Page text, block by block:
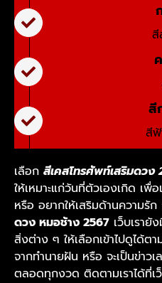
สี
สี
สีฟ้
เลือก สีเคสโทรศัพท์เสริมดวง
ให้เหมาะแก่วันที่ตัวเองเกิด เพื่
หรือ อยากให้เสริมด้านความรั
ดวง หมอช้าง 2567 เว็บเรายั
สิ่งต่าง ๆ ให้เลือกเข้าไปดูได้ต
จากทำนายฝัน หรือ จะเป็นข่าว
ตลอดทุกงวด ติดตามเราได้ที่เ